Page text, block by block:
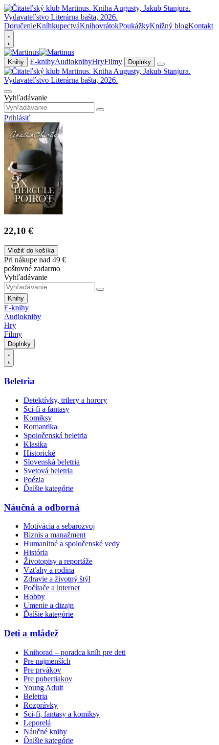
DoručenieKníhkupectváKnihovrátokPoukážkyKnižný blogKontakt
Knihy E-knihyAudioknihyHryFilmy Doplnky
Vyhľadávanie
Prihlásiť
22,10 €
Vložiť do košíka
Pri nákupe nad 49 €
poštovné zadarmo
Vyhľadávanie
Knihy
E-knihy
Audioknihy
Hry
Filmy
Doplnky
Beletria
Detektívky, trilery a horory
Sci-fi a fantasy
Komiksy
Romantika
Spoločenská beletria
Klasika
Historické
Slovenská beletria
Svetová beletria
Poézia
Ďalšie kategórie
Náučná a odborná
Motivácia a sebarozvoj
Biznis a manažment
Humanitné a spoločenské vedy
História
Životopisy a reportáže
Vzťahy a rodina
Zdravie a životný štýl
Počítače a internet
Hobby
Umenie a dizajn
Ďalšie kategórie
Deti a mládež
Knihorad – poradca kníh pre deti
Pre najmenších
Pre prvákov
Pre pubertiakov
Young Adult
Beletria
Rozprávky
Sci-fi, fantasy a komiksy
Leporelá
Náučné knihy
Ďalšie kategórie